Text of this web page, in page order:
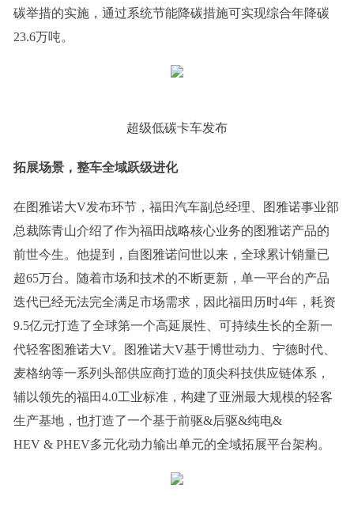
碳举措的实施，通过系统节能降碳措施可实现综合年降碳
23.6万吨。
超级低碳卡车发布
拓展场景，整车全域跃级进化
在图雅诺大V发布环节，福田汽车副总经理、图雅诺事业部
总裁陈青山介绍了作为福田战略核心业务的图雅诺产品的
前世今生。他提到，自图雅诺问世以来，全球累计销量已
超65万台。随着市场和技术的不断更新，单一平台的产品
迭代已经无法完全满足市场需求，因此福田历时4年，耗资
9.5亿元打造了全球第一个高延展性、可持续生长的全新一
代轻客图雅诺大V。图雅诺大V基于博世动力、宁德时代、
麦格纳等一系列头部供应商打造的顶尖科技供应链体系，
辅以领先的福田4.0工业标准，构建了亚洲最大规模的轻客
生产基地，也打造了一个基于前驱&后驱&纯电&
HEV & PHEV多元化动力输出单元的全域拓展平台架构。